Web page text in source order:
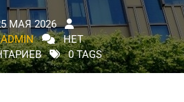
МАЯ 2026
НЕТ
0 TAGS